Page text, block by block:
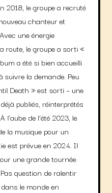
2018, le groupe a recruté
chanteur et
une énergie
route, le groupe a sorti «
a été si bien accueilli
suivre la demande. Peu
Death » est sorti – une
publiés, réinterprétés
de l’été 2023, le
la musique pour un
est prévue en 2024. Il
une grande tournée
question de ralentir
le monde en